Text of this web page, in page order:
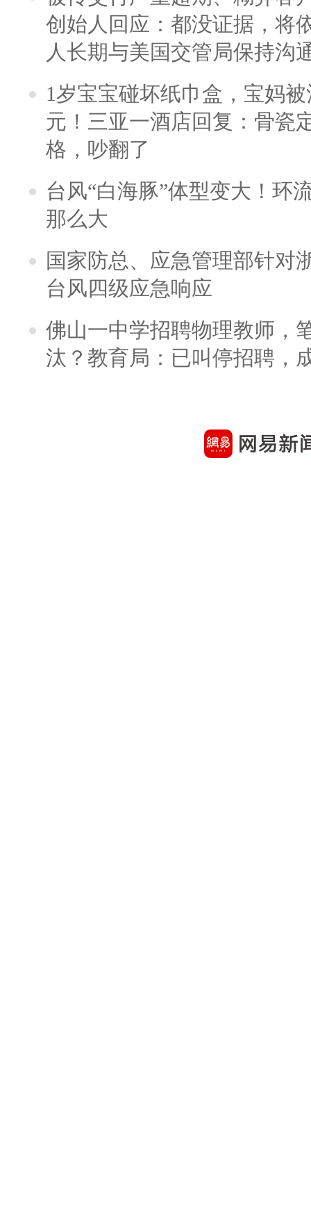
创始人回应：都没证据，将
人长期与美国交管局保持沟
1岁宝宝碰坏纸巾盒，宝妈
元！三亚一酒店回复：骨瓷
格，吵翻了
台风“白海豚”体型变大！环
那么大
国家防总、应急管理部针对
台风四级应急响应
佛山一中学招聘物理教师，
汰？教育局：已叫停招聘，